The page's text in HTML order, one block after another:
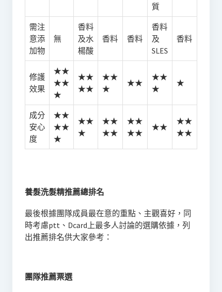
質
需注
意添
加物
無
香料
及水
楊酸
香料 香料
香料
及
SLES
香料
修護
效果
★★
★★
★
★★
★★
★★
★
★★
★★
★
★
成分
安心
度
★★
★★
★
★★
★
★★
★★
★★
★★
★★
★★
★★
養髮洗髮精推薦總排名
最後根據團隊成員最在意的重點、主觀喜好，同
時考慮ptt、Dcard上最多人討論的選購依據，列
出推薦排名供大家參考：
團隊推薦票選